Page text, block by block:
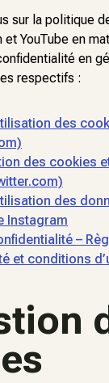
sur la politique
et YouTube en
en
respectifs :
des
des cookies
des
Instagram
–
et conditions